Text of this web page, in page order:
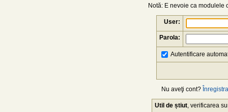
Notă: E nevoie ca modulele
User:
Parola:
Autentificare
Nu aveţi cont?
Util de știut , verificarea